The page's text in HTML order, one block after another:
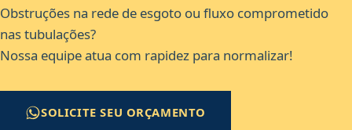
Obstruções na rede de esgoto ou fluxo comprometido
nas tubulações?
Nossa equipe atua com rapidez para normalizar!
SOLICITE SEU ORÇAMENTO